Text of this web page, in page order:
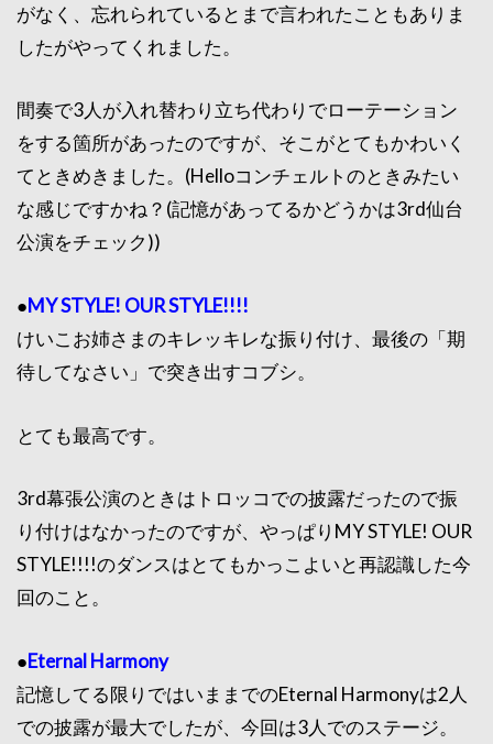
がなく、忘れられているとまで言われたこともありま
したがやってくれました。
間奏で3人が入れ替わり立ち代わりでローテーション
をする箇所があったのですが、そこがとてもかわいく
てときめきました。(Helloコンチェルトのときみたい
な感じですかね？(記憶があってるかどうかは3rd仙台
公演をチェック))
●MY STYLE! OUR STYLE!!!!
けいこお姉さまのキレッキレな振り付け、最後の「期
待してなさい」で突き出すコブシ。
とても最高です。
3rd幕張公演のときはトロッコでの披露だったので振
り付けはなかったのですが、やっぱりMY STYLE! OUR
STYLE!!!!のダンスはとてもかっこよいと再認識した今
回のこと。
●Eternal Harmony
記憶してる限りではいままでのEternal Harmonyは2人
での披露が最大でしたが、今回は3人でのステージ。